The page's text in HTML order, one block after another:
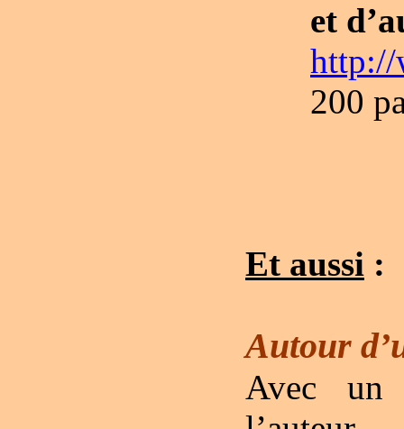
et
http://
200
Et aussi :
Autour
Avec un